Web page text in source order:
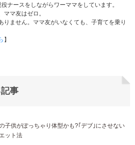
ナースをしながらワーママをしています。
マ友はゼロ。
りません。ママ友がいなくても、子育てを乗り
】
事
子供がぽっちゃり体型かも?｢デブ｣にさせない
ット法